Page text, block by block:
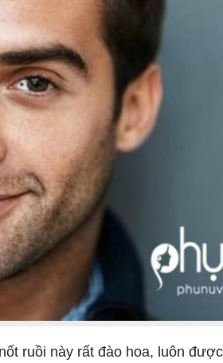
ruồi này rất đào hoa, luôn